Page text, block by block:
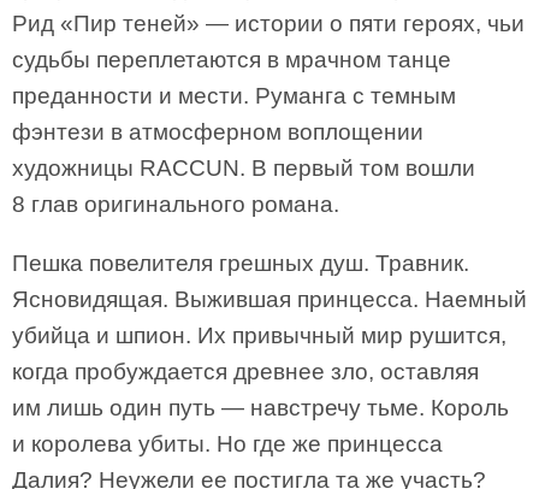
Рид «Пир теней» — истории о пяти героях, чьи
судьбы переплетаются в мрачном танце
преданности и мести. Руманга с темным
фэнтези в атмосферном воплощении
художницы RACCUN. В первый том вошли
8 глав оригинального романа.
Пешка повелителя грешных душ. Травник.
Ясновидящая. Выжившая принцесса. Наемный
убийца и шпион. Их привычный мир рушится,
когда пробуждается древнее зло, оставляя
им лишь один путь — навстречу тьме. Король
и королева убиты. Но где же принцесса
Далия? Неужели ее постигла та же участь?